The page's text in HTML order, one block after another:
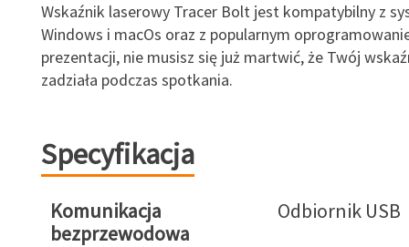
Wskaźnik laserowy Tracer Bolt jest kompatybilny z
Windows i macOs oraz z popularnym
prezentacji, nie musisz się już martwić, że Twój
zadziała podczas spotkania.
Specyfikacja
Komunikacja
bezprzewodowa
Odbiornik USB